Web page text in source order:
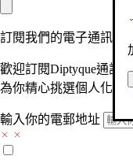
訂閱我們的電子通訊
歡迎訂閱Diptyque通訊
為你精心挑選個人化的
輸入你的電郵地址